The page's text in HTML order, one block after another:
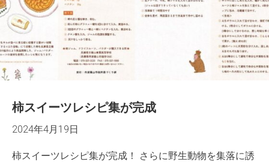
柿スイーツレシピ集が完成
2024年4月19日
柿スイーツレシピ集が完成！ さらに野生動物を集落に誘